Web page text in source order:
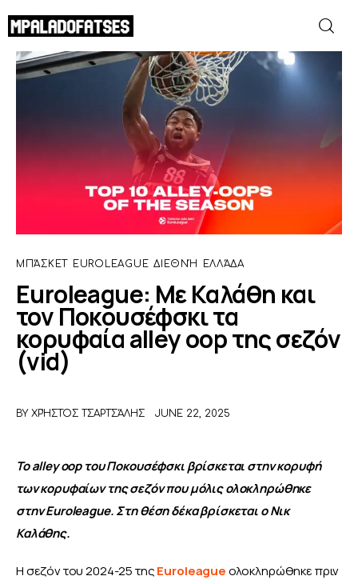
Euroleague: Με Καλάθη και τον
Ποκουσέφσκι τα κορυφαία alley oop της
σεζόν (vid)
ΜΟΥΝΤΙΑΛ 2026
ΠΟΔΟΣΦΑΙΡΟ
ΜΠΑΣΚΕΤ
ΣΠΟΡ
BLOGS
BEYOND SPORTS
ΜΠΆΣΚΕΤ EUROLEAGUE ΔΙΕΘΝΉ ΕΛΛΆΔΑ
Euroleague: Με Καλάθη και
τον Ποκουσέφσκι τα
κορυφαία alley oop της σεζόν
(vid)
BY ΧΡΉΣΤΟΣ ΤΣΑΡΤΣΆΛΗΣ JUNE 22, 2025
Το alley oop του Ποκουσέφσκι βρίσκεται στην κορυφή
των κορυφαίων της σεζόν που μόλις ολοκληρώθηκε
στην Euroleague. Στη θέση δέκα βρίσκεται ο Νικ
Καλάθης.
Η σεζόν του 2024-25 της Euroleague ολοκληρώθηκε πριν